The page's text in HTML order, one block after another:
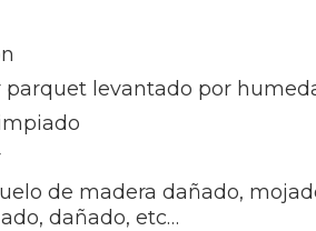
parquet levantado por
de madera dañado,
dañado, etc…